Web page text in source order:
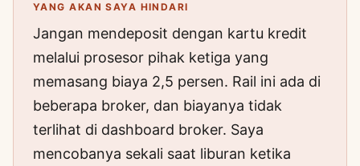
YANG AKAN SAYA HINDARI
Jangan mendeposit dengan kartu kredit
melalui prosesor pihak ketiga yang
memasang biaya 2,5 persen. Rail ini ada di
beberapa broker, dan biayanya tidak
terlihat di dashboard broker. Saya
mencobanya sekali saat liburan ketika